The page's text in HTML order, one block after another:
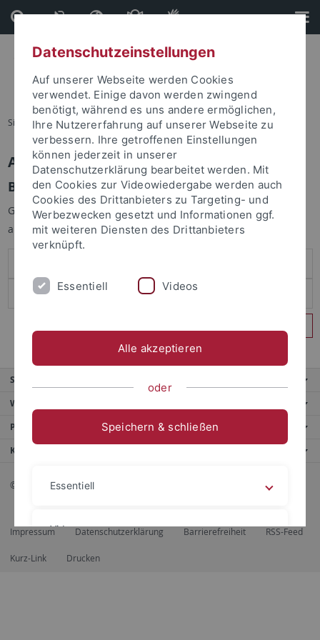
Direkt
zum
Inhalt
Direkt
zur
Fußleiste
Sie sind hier: Startseite
Anmelden
Benutzeranmeldung
Geben Sie Ihren Benutzernamen und Ihr Passwort an um sich
anzumelden:
Service
Weitere Angebote
Portale
Kontaktinfo
© 2026 Eberhard Karls Universität Tübingen, Tübingen
Impressum Datenschutzerklärung Barrierefreiheit RSS-Feed
Kurz-Link Drucken
Datenschutzeinstellungen
Auf unserer Webseite werden Cookies
verwendet. Einige davon werden zwingend
benötigt, während es uns andere ermöglichen,
Ihre Nutzererfahrung auf unserer Webseite zu
verbessern. Ihre getroffenen Einstellungen
können jederzeit in unserer
Datenschutzerklärung bearbeitet werden. Mit
den Cookies zur Videowiedergabe werden auch
Cookies des Drittanbieters zu Targeting- und
Werbezwecken gesetzt und Informationen ggf.
mit weiteren Diensten des Drittanbieters
verknüpft.
Essentiell Videos
Alle akzeptieren
oder
Speichern & schließen
Essentiell
Videos